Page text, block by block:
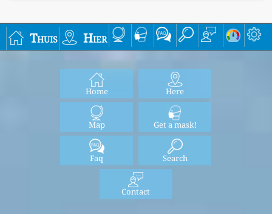
Thuis Hier
Home Here
Map Get a mask!
Faq Search
Contact